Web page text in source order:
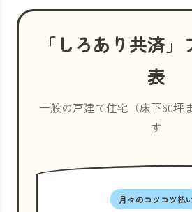
「しろあり共済
表
一般の戸建て住宅（床下60坪
す
月々のコツコツ払